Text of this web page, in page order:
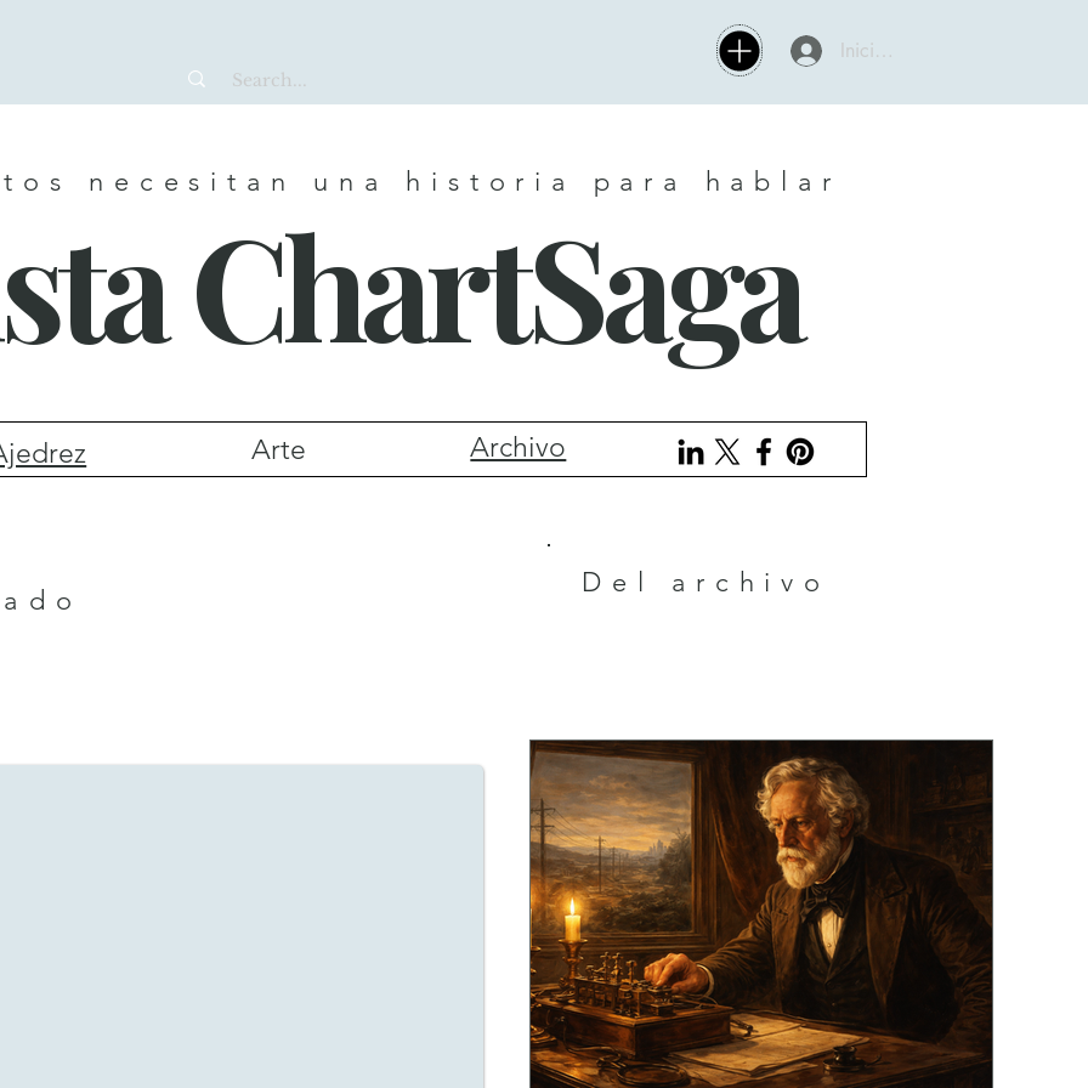
Iniciar sesión
necesitan una historia para hablar
ChartSaga
Arte Archivo
Del archivo
four words across sixty kilometers — and unknowingly triggered a 180-year race that reshaped financial markets